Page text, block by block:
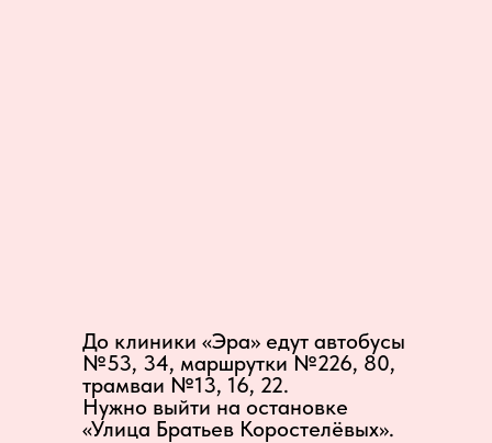
До клиники «Эра» едут автобусы
№53, 34, маршрутки №226, 80,
трамваи №13, 16, 22.
Нужно выйти на остановке
«Улица Братьев Коростелёвых».